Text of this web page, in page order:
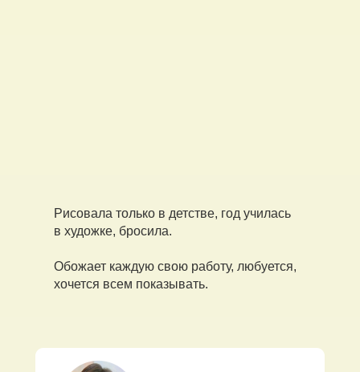
Рисовала только в детстве, год училась
в художке, бросила.
Обожает каждую свою работу, любуется,
хочется всем показывать.